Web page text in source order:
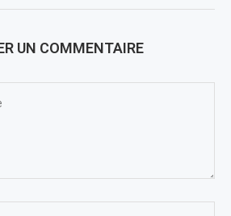
UN COMMENTAIRE